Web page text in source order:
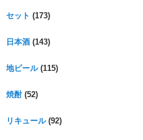
セット (173)
日本酒 (143)
地ビール(115)
焼酎(52)
リキュール(92)